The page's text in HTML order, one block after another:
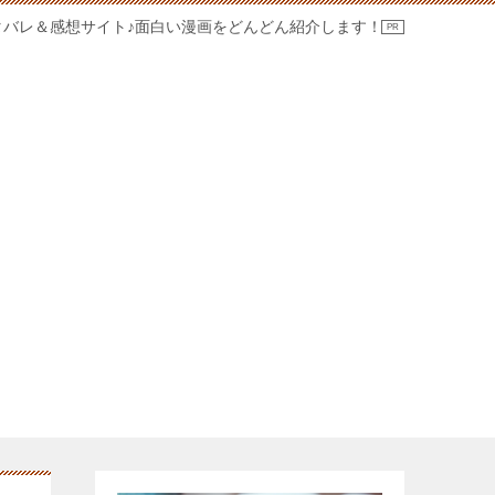
レ＆感想サイト♪面白い漫画をどんどん紹介します！